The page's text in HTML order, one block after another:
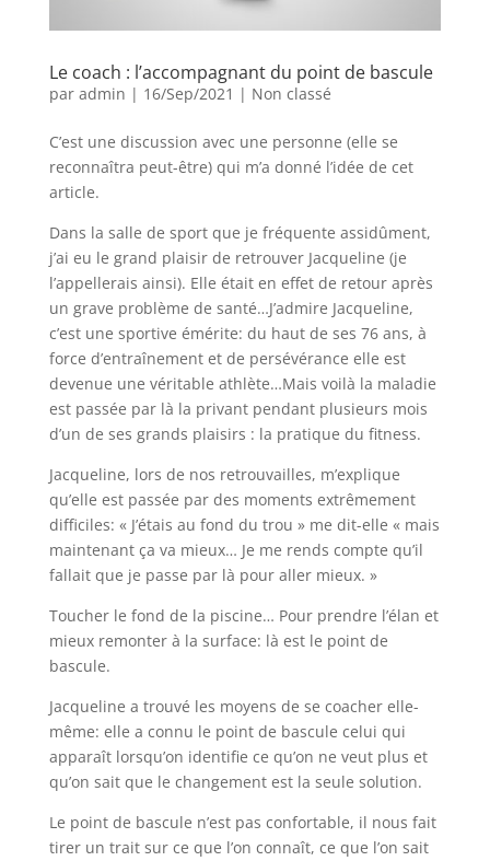
Le coach : l’accompagnant du point de bascule
par admin | 16/Sep/2021 | Non classé
C’est une discussion avec une personne (elle se
reconnaîtra peut-être) qui m’a donné l’idée de cet
article.
Dans la salle de sport que je fréquente assidûment,
j’ai eu le grand plaisir de retrouver Jacqueline (je
l’appellerais ainsi). Elle était en effet de retour après
un grave problème de santé…J’admire Jacqueline,
c’est une sportive émérite: du haut de ses 76 ans, à
force d’entraînement et de persévérance elle est
devenue une véritable athlète…Mais voilà la maladie
est passée par là la privant pendant plusieurs mois
d’un de ses grands plaisirs : la pratique du fitness.
Jacqueline, lors de nos retrouvailles, m’explique
qu’elle est passée par des moments extrêmement
difficiles: « J’étais au fond du trou » me dit-elle « mais
maintenant ça va mieux… Je me rends compte qu’il
fallait que je passe par là pour aller mieux. »
Toucher le fond de la piscine… Pour prendre l’élan et
mieux remonter à la surface: là est le point de
bascule.
Jacqueline a trouvé les moyens de se coacher elle-
même: elle a connu le point de bascule celui qui
apparaît lorsqu’on identifie ce qu’on ne veut plus et
qu’on sait que le changement est la seule solution.
Le point de bascule n’est pas confortable, il nous fait
tirer un trait sur ce que l’on connaît, ce que l’on sait